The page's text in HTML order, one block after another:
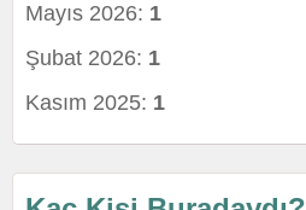
Mayıs 2026: 1
Şubat 2026: 1
Kasım 2025: 1